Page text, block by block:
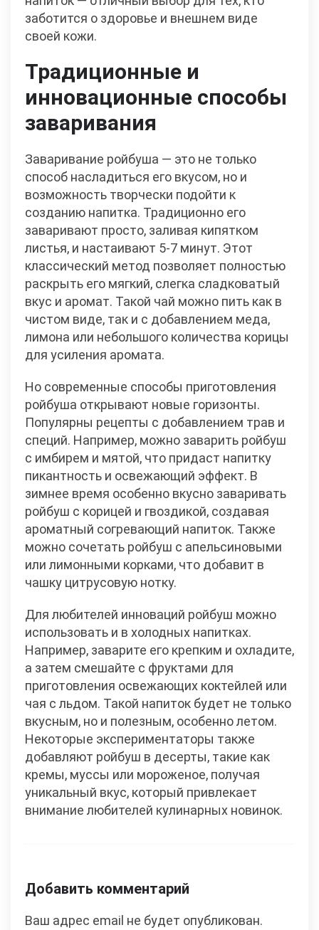
заботится о здоровье и внешнем виде
своей кожи.
Традиционные и
инновационные способы
заваривания
Заваривание ройбуша — это не только
способ насладиться его вкусом, но и
возможность творчески подойти к
созданию напитка. Традиционно его
заваривают просто, заливая кипятком
листья, и настаивают 5-7 минут. Этот
классический метод позволяет полностью
раскрыть его мягкий, слегка сладковатый
вкус и аромат. Такой чай можно пить как в
чистом виде, так и с добавлением меда,
лимона или небольшого количества корицы
для усиления аромата.
Но современные способы приготовления
ройбуша открывают новые горизонты.
Популярны рецепты с добавлением трав и
специй. Например, можно заварить ройбуш
с имбирем и мятой, что придаст напитку
пикантность и освежающий эффект. В
зимнее время особенно вкусно заваривать
ройбуш с корицей и гвоздикой, создавая
ароматный согревающий напиток. Также
можно сочетать ройбуш с апельсиновыми
или лимонными корками, что добавит в
чашку цитрусовую нотку.
Для любителей инноваций ройбуш можно
использовать и в холодных напитках.
Например, заварите его крепким и охладите,
а затем смешайте с фруктами для
приготовления освежающих коктейлей или
чая с льдом. Такой напиток будет не только
вкусным, но и полезным, особенно летом.
Некоторые экспериментаторы также
добавляют ройбуш в десерты, такие как
кремы, муссы или мороженое, получая
уникальный вкус, который привлекает
внимание любителей кулинарных новинок.
Добавить комментарий
Ваш адрес email не будет опубликован.